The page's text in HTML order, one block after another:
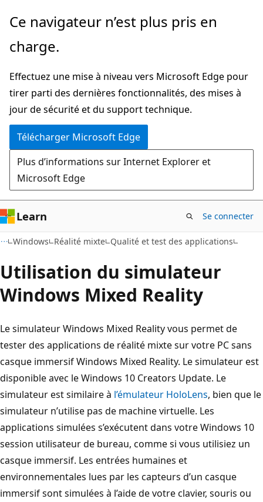
Passer
directement
au
principal
Ce navigateur n’est plus pris en
charge.
Effectuez une mise à niveau vers Microsoft Edge pour
tirer parti des dernières fonctionnalités, des mises à
jour de sécurité et du support technique.
Télécharger Microsoft Edge
Plus d’informations sur Internet Explorer et
Microsoft Edge
Learn Se connecter
Windows Réalité mixte Qualité et test des applications
Utilisation du simulateur
Windows Mixed Reality
Le simulateur Windows Mixed Reality vous permet de
tester des applications de réalité mixte sur votre PC sans
casque immersif Windows Mixed Reality. Le simulateur est
disponible avec le Windows 10 Creators Update. Le
simulateur est similaire à l’émulateur HoloLens, bien que le
simulateur n’utilise pas de machine virtuelle. Les
applications simulées s’exécutent dans votre Windows 10
session utilisateur de bureau, comme si vous utilisiez un
casque immersif. Les entrées humaines et
environnementales lues par les capteurs d’un casque
immersif sont simulées à l’aide de votre clavier, souris ou